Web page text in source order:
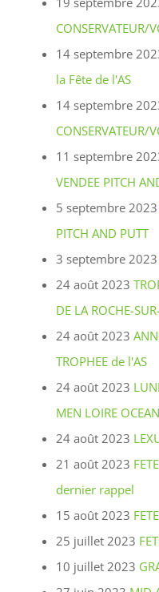
CONSERVATEUR/
14 septembre
la Fête de l'AS
14 septembre
CONSERVATEUR/
11 septembre
VENDEE PITCH
5 septembre 2023
PITCH AND PUTT
3 septembre 2023
24 août 2023
DE LA ROCHE-
24 août 2023
TROPHEE de l'AS
24 août 2023
MEN LOIRE
24 août 2023
21 août 2023
dernier rappel
15 août 2023
25 juillet 2023
10 juillet 2023